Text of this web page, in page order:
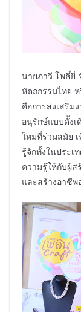
นายภาวี โพธิ์ยี่
หัตถกรรมไทย
คือการส่งเสริม
อนุรักษ์แบบดั้ง
ใหม่ที่ร่วมสมัย
รู้จักทั้งในประเ
ความรู้ให้กับผู้ส
และสร้างอาชีพ